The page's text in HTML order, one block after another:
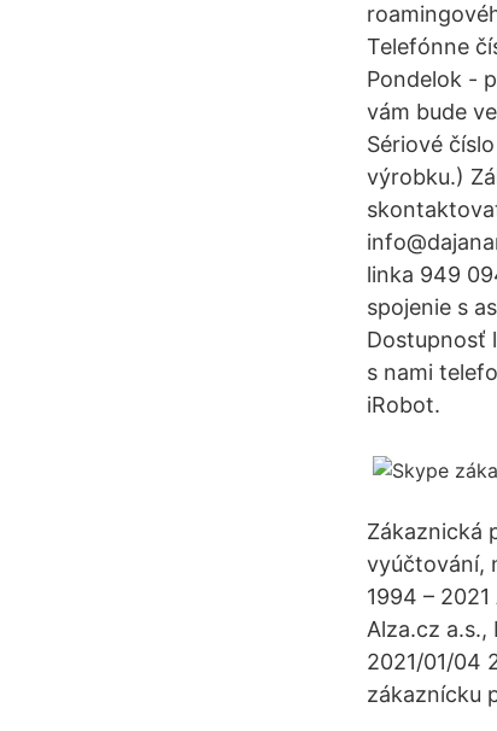
Telefónne
Pondelok -
vám bude
Sériové
výrobku.)
linka 949
spojenie s
Dostupnosť
s nami
iRobot.
Zákaznická
vyúčtování,
1994 –
Alza.cz
2021/01/04
zákaznícku